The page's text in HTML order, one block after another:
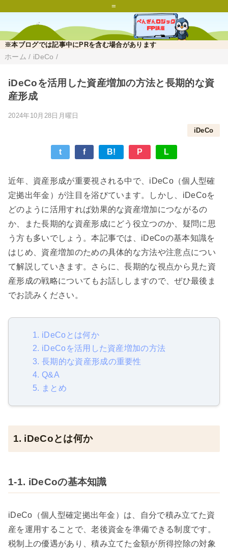
=
※本ブログでは記事中にPRを含む場合があります
ホーム / iDeCo /
iDeCoを活用した資産増加の方法と長期的な資
産形成
2024年10月28日月曜日
iDeCo
t f B! P L
近年、資産形成が重要視される中で、iDeCo（個人型確
定拠出年金）が注目を浴びています。しかし、iDeCoを
どのように活用すれば効果的な資産増加につながるの
か、また長期的な資産形成にどう役立つのか、疑問に思
う方も多いでしょう。本記事では、iDeCoの基本知識を
はじめ、資産増加のための具体的な方法や注意点につい
て解説していきます。さらに、長期的な視点から見た資
産形成の戦略についてもお話ししますので、ぜひ最後ま
でお読みください。
1. iDeCoとは何か
2. iDeCoを活用した資産増加の方法
3. 長期的な資産形成の重要性
4. Q&A
5. まとめ
1. iDeCoとは何か
1-1. iDeCoの基本知識
iDeCo（個人型確定拠出年金）は、自分で積み立てた資
産を運用することで、老後資金を準備できる制度です。
税制上の優遇があり、積み立てた金額が所得控除の対象